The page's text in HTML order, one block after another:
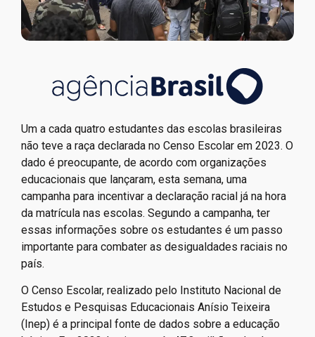
Um a cada quatro estudantes das escolas brasileiras
não teve a raça declarada no Censo Escolar em 2023. O
dado é preocupante, de acordo com organizações
educacionais que lançaram, esta semana, uma
campanha para incentivar a declaração racial já na hora
da matrícula nas escolas. Segundo a campanha, ter
essas informações sobre os estudantes é um passo
importante para combater as desigualdades raciais no
país.
O Censo Escolar, realizado pelo Instituto Nacional de
Estudos e Pesquisas Educacionais Anísio Teixeira
(Inep) é a principal fonte de dados sobre a educação